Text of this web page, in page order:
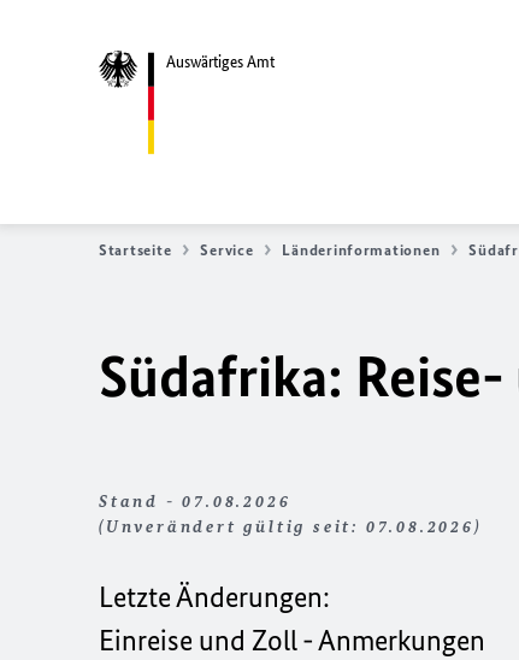
Auswärtiges Amt
Startseite Service Länderinformationen
Südafrika:
Stand - 07.08.2026
(Unverändert gültig seit: 07.08.2026)
Letzte Änderungen:
Einreise und Zoll - Anmerkungen